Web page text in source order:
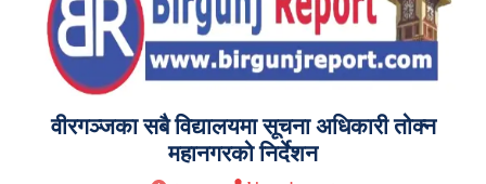
वीरगञ्जका सबै विद्यालयमा सूचना अधिकारी तोक्न
महानगरको निर्देशन